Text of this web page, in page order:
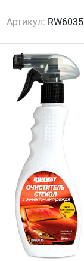
Артикул: RW6035